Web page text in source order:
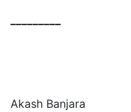
Akash Banjara